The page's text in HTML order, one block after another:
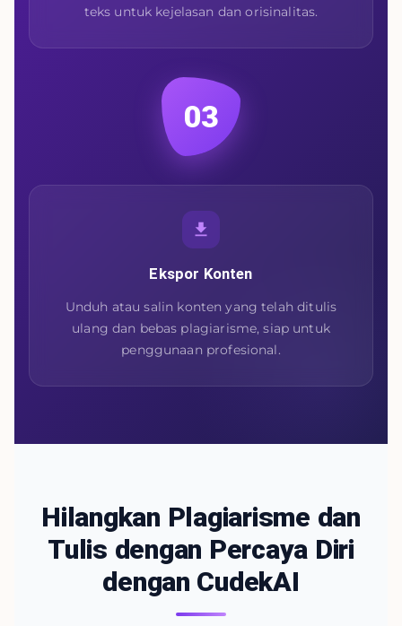
teks untuk kejelasan dan orisinalitas.
03
Ekspor Konten
Unduh atau salin konten yang telah ditulis
ulang dan bebas plagiarisme, siap untuk
penggunaan profesional.
Hilangkan Plagiarisme dan
Tulis dengan Percaya Diri
dengan CudekAI